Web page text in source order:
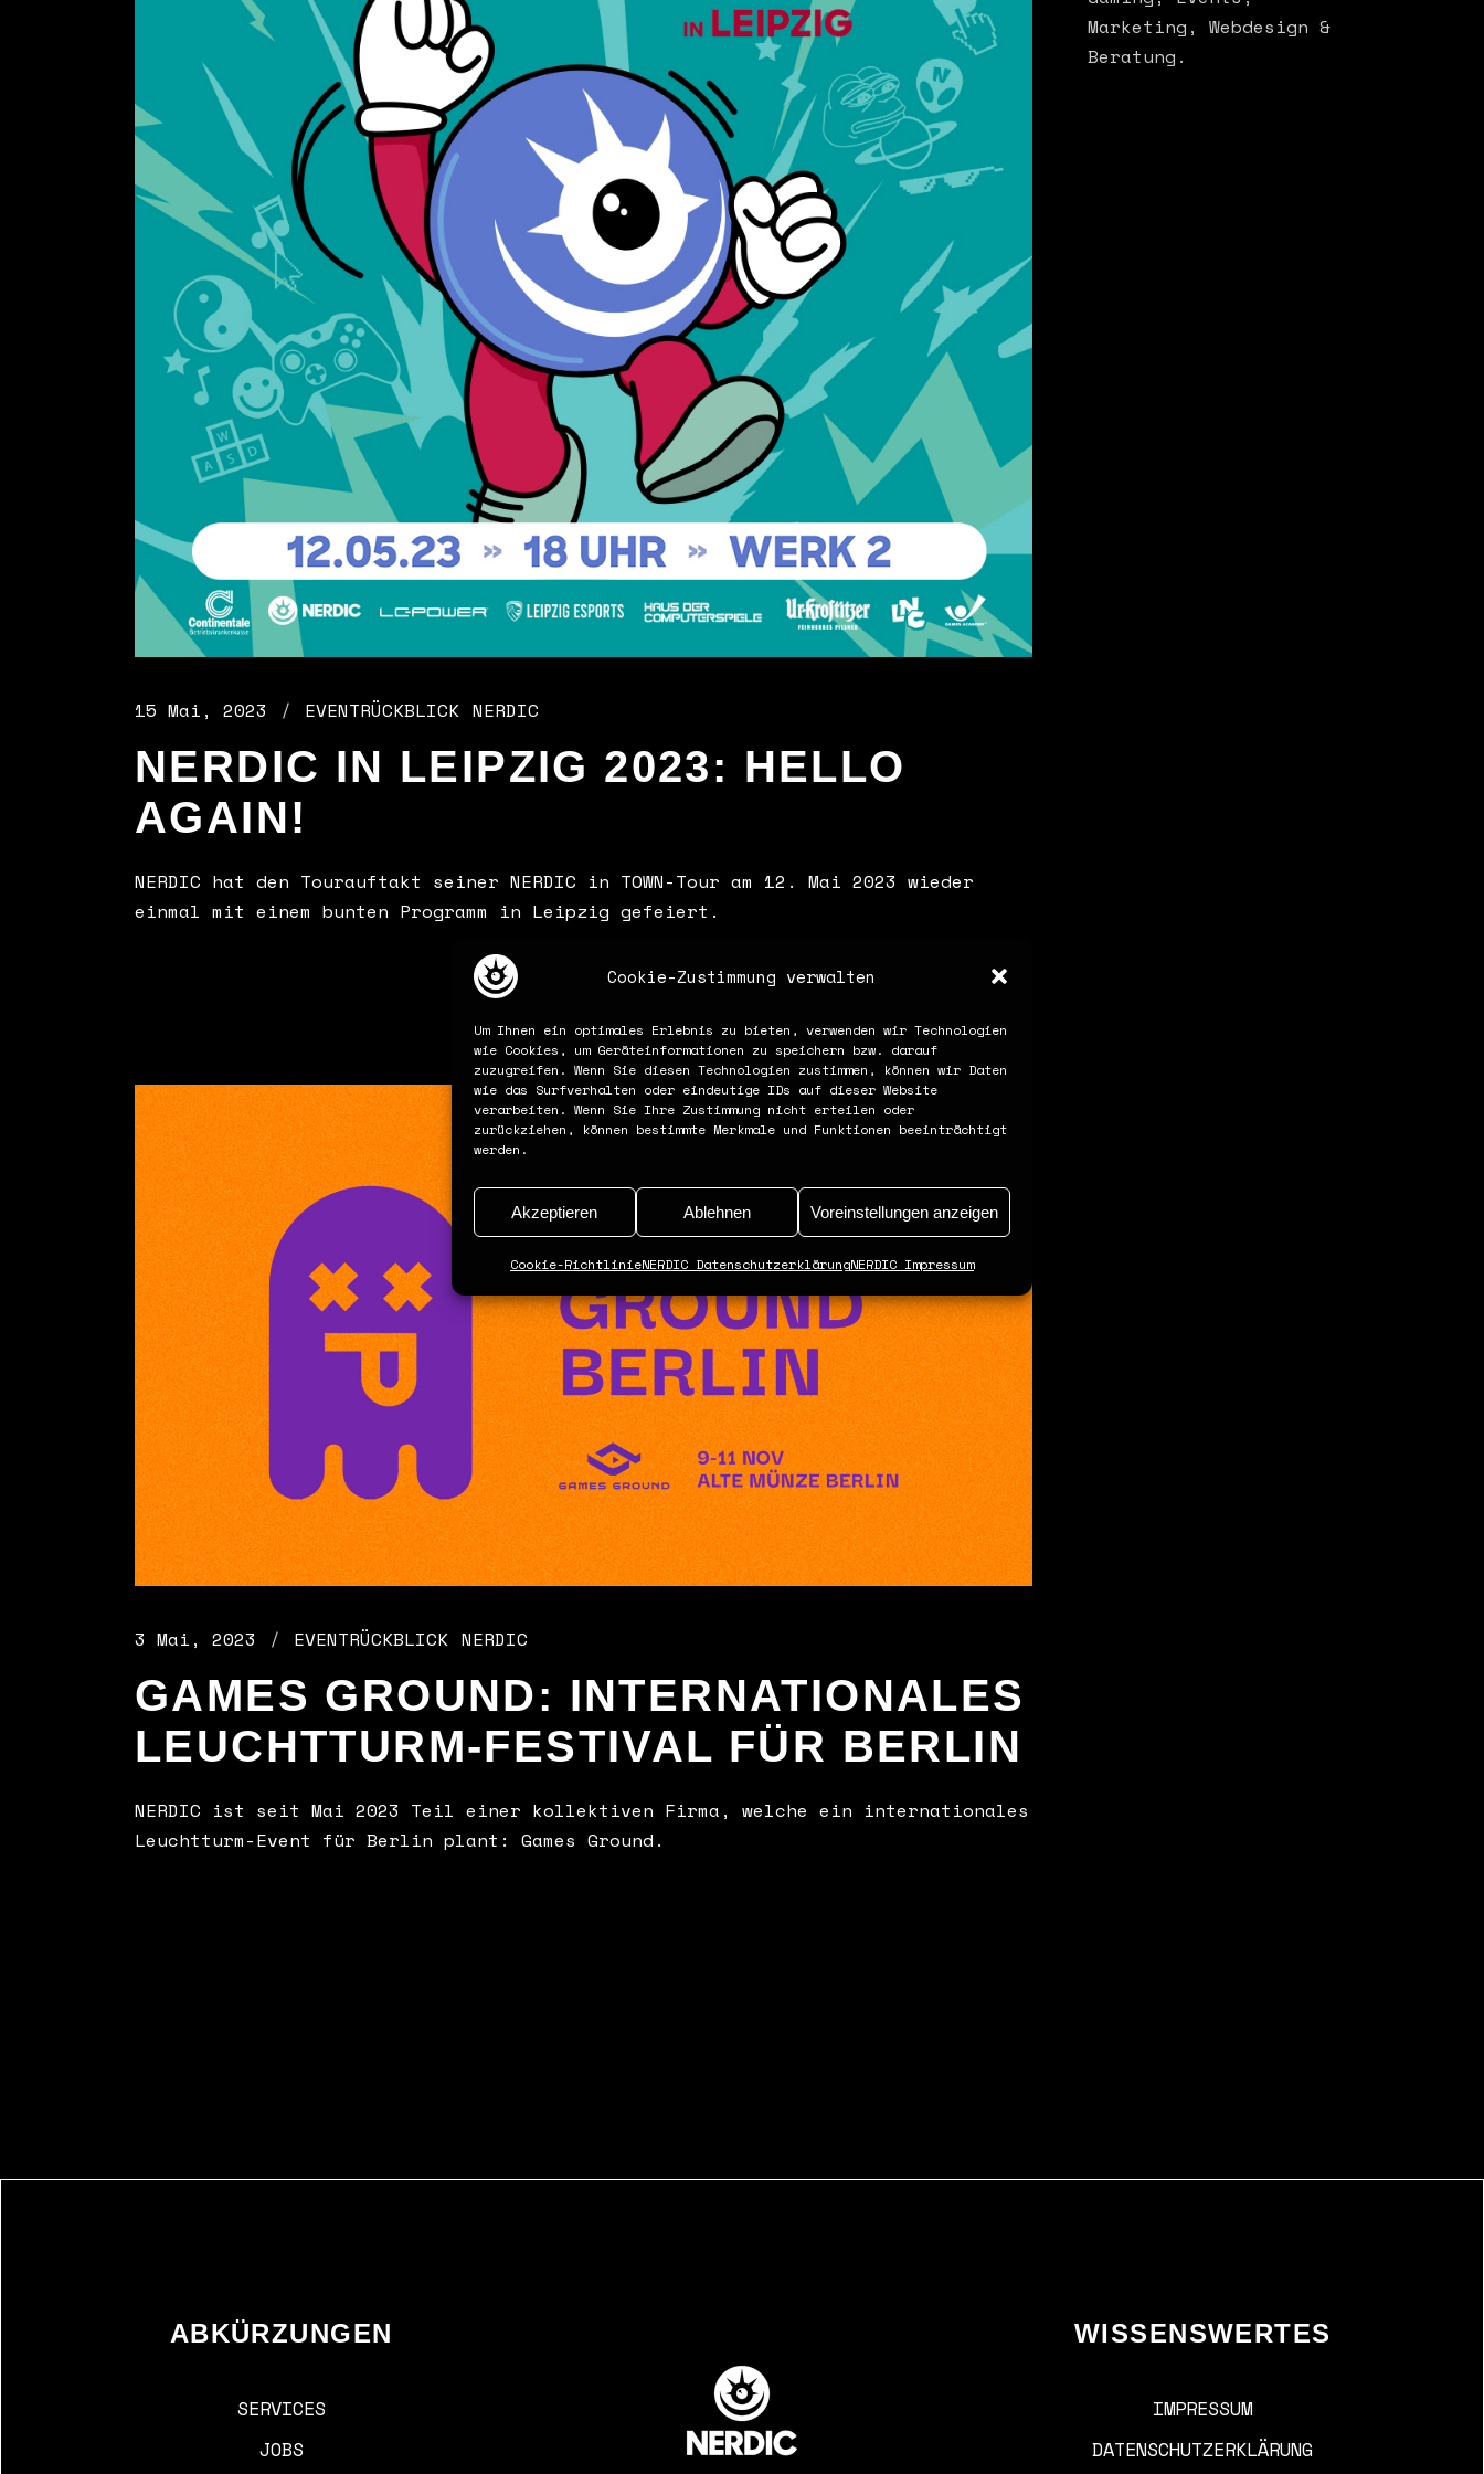
Cookie-Zustimmung verwalten
Um Ihnen ein optimales Erlebnis zu bieten, verwenden wir Technologien
wie Cookies, um Geräteinformationen zu speichern bzw. darauf
zuzugreifen. Wenn Sie diesen Technologien zustimmen, können wir Daten
wie das Surfverhalten oder eindeutige IDs auf dieser Website
verarbeiten. Wenn Sie Ihre Zustimmung nicht erteilen oder
zurückziehen, können bestimmte Merkmale und Funktionen beeinträchtigt
werden.
Akzeptieren Ablehnen Voreinstellungen anzeigen
Cookie-RichtlinieNERDIC DatenschutzerklärungNERDIC Impressum
15 Mai, 2023 EVENTRÜCKBLICK NERDIC
NERDIC IN LEIPZIG 2023: HELLO
AGAIN!
NERDIC hat den Tourauftakt seiner NERDIC in TOWN-Tour am 12. Mai 2023 wieder
einmal mit einem bunten Programm in Leipzig gefeiert.
3 Mai, 2023 EVENTRÜCKBLICK NERDIC
GAMES GROUND: INTERNATIONALES
LEUCHTTURM-FESTIVAL FÜR BERLIN
NERDIC ist seit Mai 2023 Teil einer kollektiven Firma, welche ein internationales
Leuchtturm-Event für Berlin plant: Games Ground.
Marketing, Webdesign &
Beratung.
ABKÜRZUNGEN
SERVICES
JOBS
WISSENSWERTES
IMPRESSUM
DATENSCHUTZERKLÄRUNG